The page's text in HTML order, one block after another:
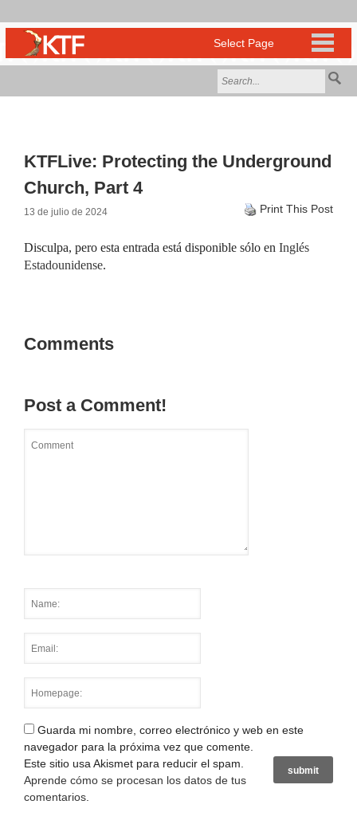
KTFLive: Protecting the Underground
Church, Part 4
13 de julio de 2024 Print This Post
Disculpa, pero esta entrada está disponible sólo en Inglés
Estadounidense.
Comments
Post a Comment!
Guarda mi nombre, correo electrónico y web en este
navegador para la próxima vez que comente.
Este sitio usa Akismet para reducir el spam.
Aprende cómo se procesan los datos de tus
comentarios